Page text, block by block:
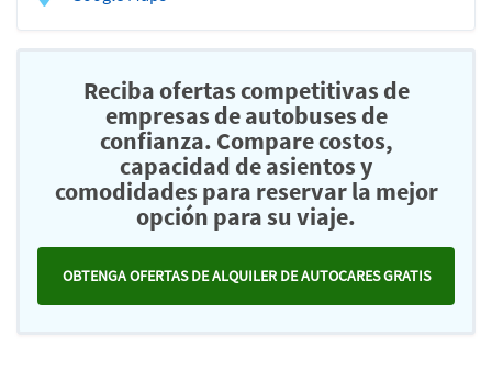
Reciba ofertas competitivas de
empresas de autobuses de
confianza. Compare costos,
capacidad de asientos y
comodidades para reservar la mejor
opción para su viaje.
OBTENGA OFERTAS DE ALQUILER DE AUTOCARES GRATIS